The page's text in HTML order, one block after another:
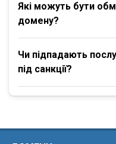
Які можуть бути
домену?
Чи підпадають
під санкції?